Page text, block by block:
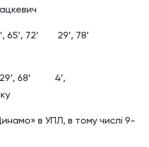
72’ 29’, 78’
68’ 4’,
в УПЛ, в тому числі 9-